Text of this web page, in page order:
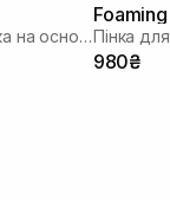
М'яка очищувальна пінка на основі ноніПінка
980₴